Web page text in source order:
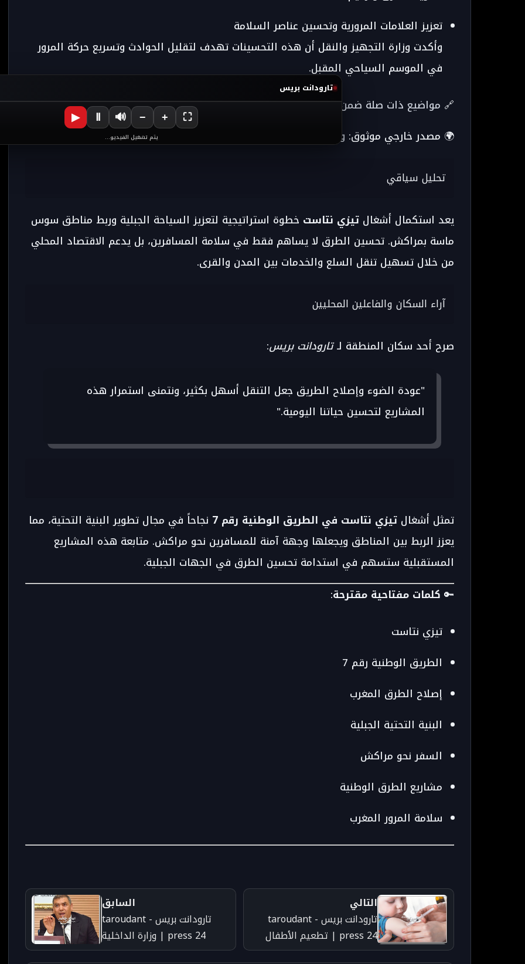
تعزيز العلامات المرورية وتحسين عناصر السلامة
وأكدت وزارة التجهيز والنقل أن هذه التحسينات تهدف لتقليل الحوادث وتسريع حركة المرور
في الموسم السياحي المقبل.
🔗 مواضيع ذات صلة ضمن نفس الفئة
🌍 مصدر خارجي موثوق: وزارة التجهيز والماء - مشاريع الطرق الوطنية
تحليل سياقي
يعد استكمال أشغال تيزي نتاست خطوة استراتيجية لتعزيز السياحة الجبلية وربط مناطق سوس
ماسة بمراكش. تحسين الطرق لا يساهم فقط في سلامة المسافرين، بل يدعم الاقتصاد المحلي
من خلال تسهيل تنقل السلع والخدمات بين المدن والقرى.
آراء السكان والفاعلين المحليين
صرح أحد سكان المنطقة لـتارودانت بريس:
"عودة الضوء وإصلاح الطريق جعل التنقل أسهل بكثير، ونتمنى استمرار هذه
المشاريع لتحسين حياتنا اليومية."
تمثل أشغال تيزي نتاست في الطريق الوطنية رقم 7
نجاحاً في مجال تطوير البنية التحتية، مما
يعزز الربط بين المناطق ويجعلها وجهة آمنة للمسافرين نحو مراكش. متابعة هذه المشاريع
المستقبلية ستسهم في استدامة تحسين الطرق في الجهات الجبلية.
🔑 كلمات مفتاحية مقترحة:
تيزي نتاست
الطريق الوطنية رقم 7
إصلاح الطرق المغرب
البنية التحتية الجبلية
السفر نحو مراكش
مشاريع الطرق الوطنية
سلامة المرور المغرب
التالي
تارودانت بريس - taroudant
press 24 | تطعيم الأطفال
بعمر 6 أشهر بمستشفيات برحيل
السابق
تارودانت بريس - taroudant
press 24 | وزارة الداخلية
تدرس عزل رؤساء جماعات بإنزكان
تارودانت بريس
▶ 🔊 − + ⛶
يتم تشغيل الفيديو...